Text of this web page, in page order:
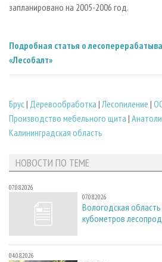
запланировано на 2005-2006 год.
Подробная статья о
«Лесобалт»
Брус| Деревообработка |Лесопиление |
Производство мебельного щита |
Калининградская область
НОВОСТИ ПО ТЕМЕ
07.08.2026
07.08.2026
Вологодская
кубометров
04.08.2026